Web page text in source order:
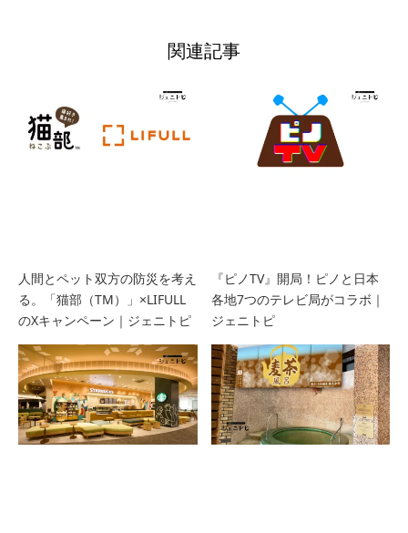
関連記事
人間とペット双方の防災を考え
る。「猫部（TM）」×LIFULL
のXキャンペーン｜ジェニトピ
『ピノTV』開局！ピノと日本
各地7つのテレビ局がコラボ｜
ジェニトピ